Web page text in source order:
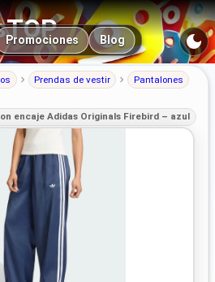
Promociones Blog
Prendas de vestir Pantalones
encaje Adidas Originals Firebird – azul